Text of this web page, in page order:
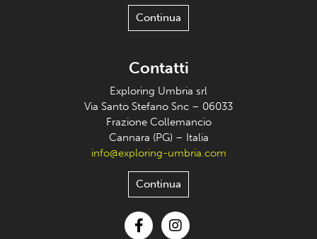
Continua
Contatti
Exploring Umbria srl
Via Santo Stefano Snc – 06033
Frazione Collemancio
Cannara (PG) – Italia
info@exploring-umbria.com
Continua